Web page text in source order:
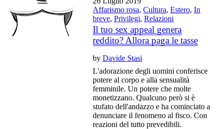
Affarismo rosa,Cultura,Estero,In
breve,Privilegi,Relazioni
Il tuo sex appeal genera
reddito? Allora paga le tasse
byDavide Stasi
L'adorazione degli uomini conferisce
potere al corpo e alla sensualità
femminile. Un potere che molte
monetizzano. Qualcuno però si è
stufato dell'andazzo e ha cominciato a
denunciare il fenomeno al fisco. Con
reazioni del tutto prevedibili.